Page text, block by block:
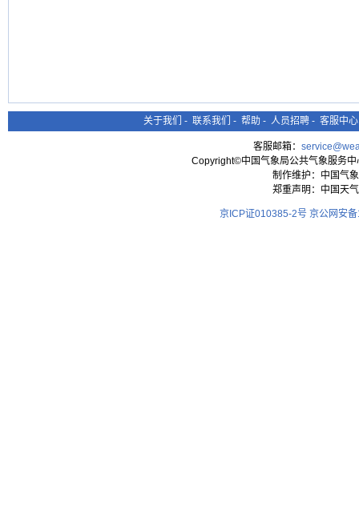
关于我们 - 联系我们 - 帮助 - 人员招聘 - 客服中心
客服邮箱：
Copyright©中国气象局公共气象服务
制作维护：中国气
郑重声明：中国天
京ICP证010385-2号 京公网安